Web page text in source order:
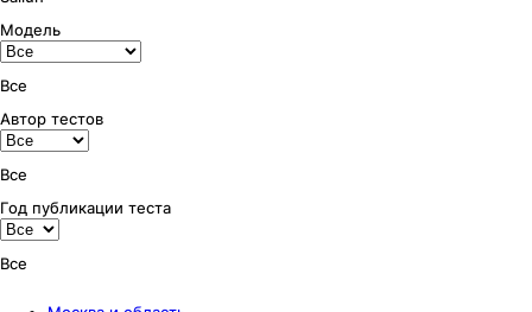
Модель
Все
Автор тестов
Все
Год публикации теста
Все